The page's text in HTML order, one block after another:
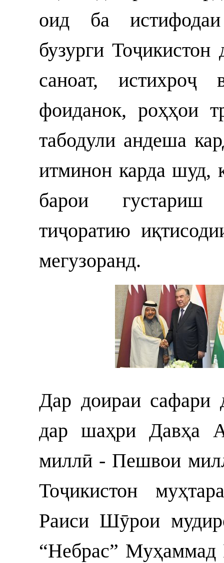
оид ба
бузурги Тоҷикистон
саноат, истихроҷ
фоиданок, роҳҳои
табодули андеша
итминон карда шуд,
барои густариш
тиҷоратию
мегузоранд.
Дар доираи сафари
дар шаҳри Давҳа
миллӣ - Пешвои
Тоҷикистон
Раиси Шӯрои
“Небрас” Муҳаммад